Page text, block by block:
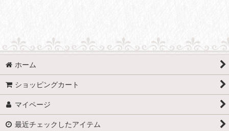
ホーム
ショッピングカート
マイページ
最近チェックしたアイテム